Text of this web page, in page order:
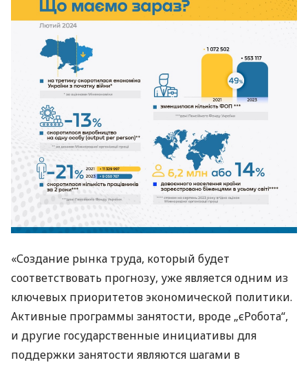
«Создание рынка труда, который будет
соответствовать прогнозу, уже является одним из
ключевых приоритетов экономической политики.
Активные программы занятости, вроде „єРобота“,
и другие государственные инициативы для
поддержки занятости являются шагами в